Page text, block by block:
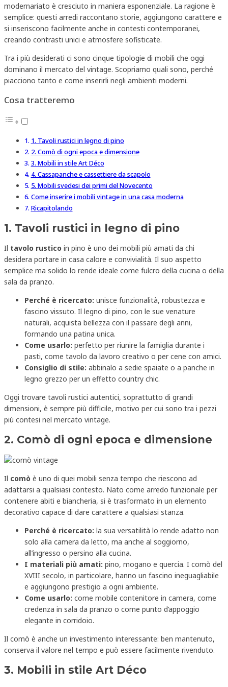
modernariato è cresciuto in maniera esponenziale. La ragione è
semplice: questi arredi raccontano storie, aggiungono carattere e
si inseriscono facilmente anche in contesti contemporanei,
creando contrasti unici e atmosfere sofisticate.
Tra i più desiderati ci sono cinque tipologie di mobili che oggi
dominano il mercato del vintage. Scopriamo quali sono, perché
piacciono tanto e come inserirli negli ambienti moderni.
Cosa tratteremo
1. Tavoli rustici in legno di pino
2. Comò di ogni epoca e dimensione
3. Mobili in stile Art Déco
4. Cassapanche e cassettiere da scapolo
5. Mobili svedesi dei primi del Novecento
Come inserire i mobili vintage in una casa moderna
Ricapitolando
1. Tavoli rustici in legno di pino
Il tavolo rustico in pino è uno dei mobili più amati da chi
desidera portare in casa calore e convivialità. Il suo aspetto
semplice ma solido lo rende ideale come fulcro della cucina o della
sala da pranzo.
Perché è ricercato: unisce funzionalità, robustezza e
fascino vissuto. Il legno di pino, con le sue venature
naturali, acquista bellezza con il passare degli anni,
formando una patina unica.
Come usarlo: perfetto per riunire la famiglia durante i
pasti, come tavolo da lavoro creativo o per cene con amici.
Consiglio di stile: abbinalo a sedie spaiate o a panche in
legno grezzo per un effetto country chic.
Oggi trovare tavoli rustici autentici, soprattutto di grandi
dimensioni, è sempre più difficile, motivo per cui sono tra i pezzi
più contesi nel mercato vintage.
2. Comò di ogni epoca e dimensione
Il comò è uno di quei mobili senza tempo che riescono ad
adattarsi a qualsiasi contesto. Nato come arredo funzionale per
contenere abiti e biancheria, si è trasformato in un elemento
decorativo capace di dare carattere a qualsiasi stanza.
Perché è ricercato: la sua versatilità lo rende adatto non
solo alla camera da letto, ma anche al soggiorno,
all’ingresso o persino alla cucina.
I materiali più amati: pino, mogano e quercia. I comò del
XVIII secolo, in particolare, hanno un fascino ineguagliabile
e aggiungono prestigio a ogni ambiente.
Come usarlo: come mobile contenitore in camera, come
credenza in sala da pranzo o come punto d’appoggio
elegante in corridoio.
Il comò è anche un investimento interessante: ben mantenuto,
conserva il valore nel tempo e può essere facilmente rivenduto.
3. Mobili in stile Art Déco